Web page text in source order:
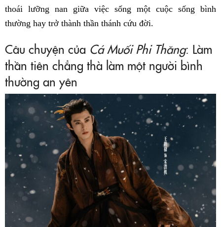
thoái lưỡng nan giữa việc sống một cuộc sống bình
thường hay trở thành thần thánh cứu đời.
Câu chuyện của Cá Muối Phi Thăng: Làm
thần tiên chẳng thà làm một người bình
thường an yên